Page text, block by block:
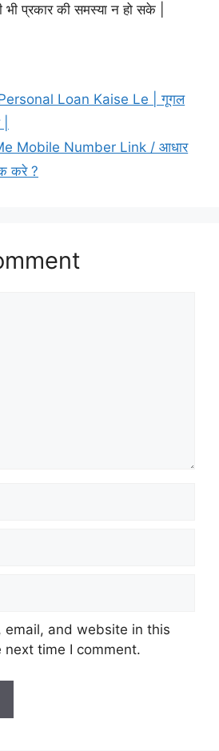
प्रकार की समस्या न हो सके |
Loan Kaise Le | गूगल
Mobile Number Link / आधार
करे ?
email, and website in this
time I comment.